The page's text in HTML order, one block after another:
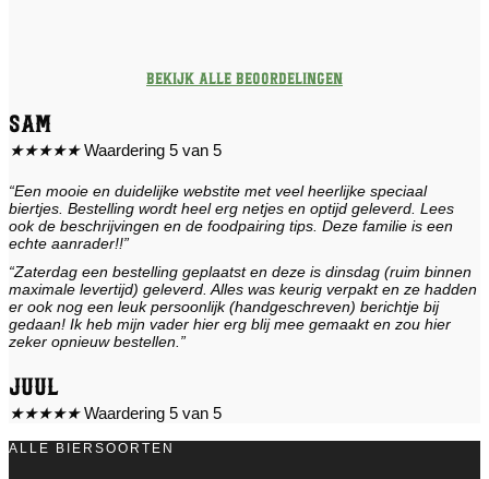
Bekijk alle beoordelingen
Sam
★★★★★ Waardering 5 van 5
“Een mooie en duidelijke webstite met veel heerlijke speciaal
biertjes. Bestelling wordt heel erg netjes en optijd geleverd. Lees
ook de beschrijvingen en de foodpairing tips. Deze familie is een
echte aanrader!!”
“Zaterdag een bestelling geplaatst en deze is dinsdag (ruim binnen
maximale levertijd) geleverd. Alles was keurig verpakt en ze hadden
er ook nog een leuk persoonlijk (handgeschreven) berichtje bij
gedaan! Ik heb mijn vader hier erg blij mee gemaakt en zou hier
zeker opnieuw bestellen.”
Juul
★★★★★ Waardering 5 van 5
ALLE BIERSOORTEN